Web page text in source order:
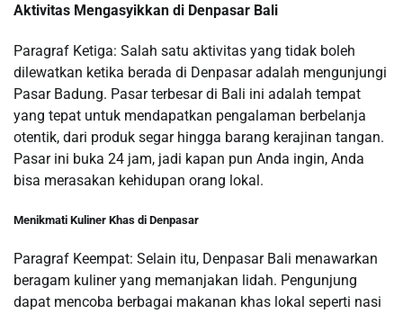
Aktivitas Mengasyikkan di Denpasar Bali
Paragraf Ketiga: Salah satu aktivitas yang tidak boleh
dilewatkan ketika berada di Denpasar adalah mengunjungi
Pasar Badung. Pasar terbesar di Bali ini adalah tempat
yang tepat untuk mendapatkan pengalaman berbelanja
otentik, dari produk segar hingga barang kerajinan tangan.
Pasar ini buka 24 jam, jadi kapan pun Anda ingin, Anda
bisa merasakan kehidupan orang lokal.
Menikmati Kuliner Khas di Denpasar
Paragraf Keempat: Selain itu, Denpasar Bali menawarkan
beragam kuliner yang memanjakan lidah. Pengunjung
dapat mencoba berbagai makanan khas lokal seperti nasi